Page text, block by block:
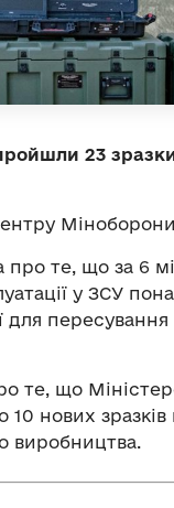
23 зразки
те, що за 6
у ЗСУ
для
те, що
нових зразків
виробництва.